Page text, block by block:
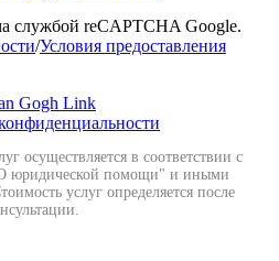
службой reCAPTCHA Google.
/Условия предоставления
Gogh Link
осуществляется в соответствии с
юридической помощи" и иными
услуг определяется после